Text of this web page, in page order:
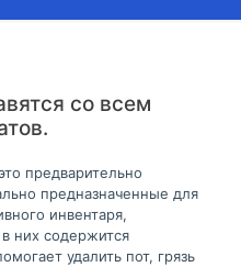
со всем
предварительно
предназначенные для
инвентаря,
них содержится
удалить пот, грязь